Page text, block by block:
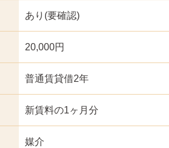
あり(要確認)
20,000円
普通賃貸借2年
新賃料の1ヶ月分
媒介